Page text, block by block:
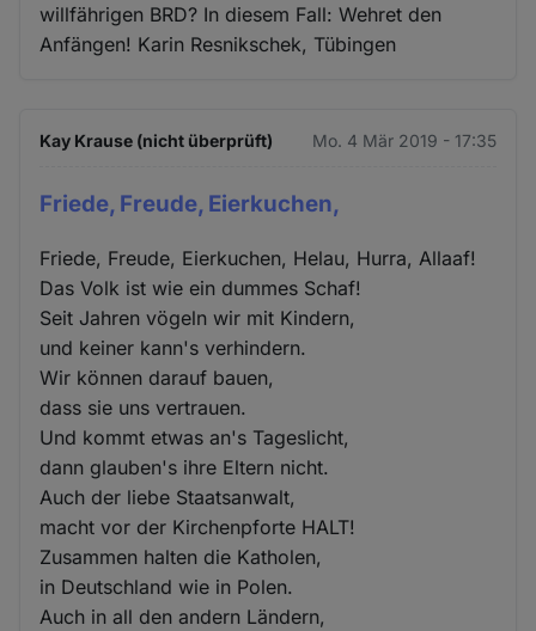
willfährigen BRD? In diesem Fall: Wehret den
Anfängen! Karin Resnikschek, Tübingen
Kay Krause (nicht überprüft) Mo. 4 Mär 2019 - 17:35
Friede, Freude, Eierkuchen,
Friede, Freude, Eierkuchen, Helau, Hurra, Allaaf!
Das Volk ist wie ein dummes Schaf!
Seit Jahren vögeln wir mit Kindern,
und keiner kann's verhindern.
Wir können darauf bauen,
dass sie uns vertrauen.
Und kommt etwas an's Tageslicht,
dann glauben's ihre Eltern nicht.
Auch der liebe Staatsanwalt,
macht vor der Kirchenpforte HALT!
Zusammen halten die Katholen,
in Deutschland wie in Polen.
Auch in all den andern Ländern,